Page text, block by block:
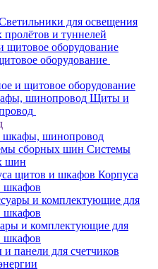
для освещения
пролётов и туннелей
оборудование
и щитовое оборудование
Щиты и
шинопровод
Системы
шин
Корпуса
шкафов
и комплектующие для
шкафов